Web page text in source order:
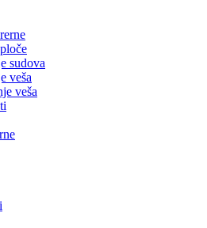
sudova
veša
veša